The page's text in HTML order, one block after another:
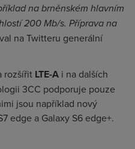
na brněnském hlavním
200 Mb/s. Příprava na
na Twitteru generální
rozšířit LTE-A i na dalších
3CC podporuje pouze
jsou například nový
edge a Galaxy S6 edge+.